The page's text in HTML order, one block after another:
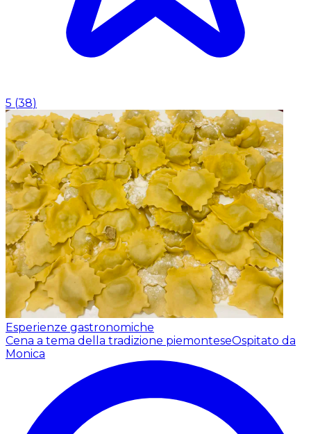
5 (38)
Esperienze gastronomiche
Cena a tema della tradizione piemonteseOspitato da
Monica